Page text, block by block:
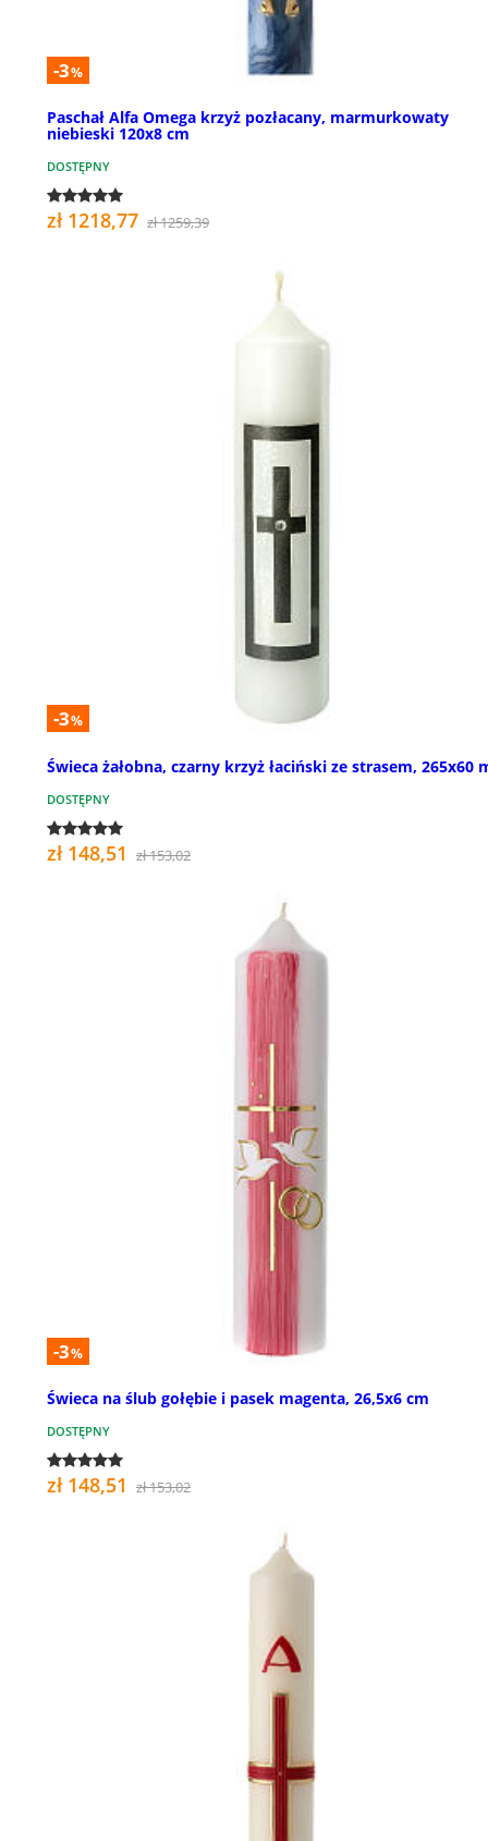
-3%
Paschał Alfa Omega krzyż pozłacany, marmurkowaty
niebieski 120x8 cm
DOSTĘPNY
zł 1218,77 zł 1259,39
-3%
Świeca żałobna, czarny krzyż łaciński ze strasem, 265x60
DOSTĘPNY
zł 148,51 zł 153,02
-3%
Świeca na ślub gołębie i pasek magenta, 26,5x6 cm
DOSTĘPNY
zł 148,51 zł 153,02